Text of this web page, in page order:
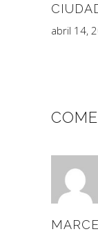
abril 14,